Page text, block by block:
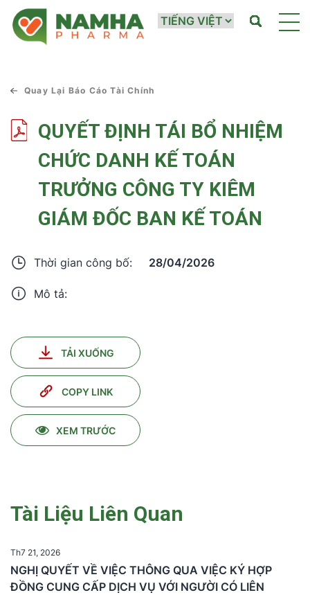
Quay Lại Báo Cáo Tài Chính
QUYẾT ĐỊNH TÁI BỔ NHIỆM
CHỨC DANH KẾ TOÁN
TRƯỞNG CÔNG TY KIÊM
GIÁM ĐỐC BAN KẾ TOÁN
Thời gian công bố: 28/04/2026
Mô tả:
TẢI XUỐNG
COPY LINK
XEM TRƯỚC
Tài Liệu Liên Quan
Th7 21, 2026
NGHỊ QUYẾT VỀ VIỆC THÔNG QUA VIỆC KÝ HỢP
ĐỒNG CUNG CẤP DỊCH VỤ VỚI NGƯỜI CÓ LIÊN